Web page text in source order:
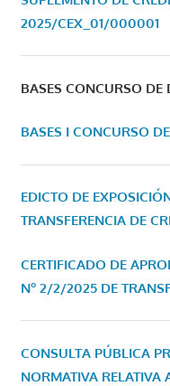
2025/CEX_01/000001
BASES CONCURSO DE
BASES I CONCURSO
EDICTO DE
TRANSFERENCIA DE
CERTIFICADO DE
Nº 2/2/2025 DE
CONSULTA PÚBLICA
NORMATIVA